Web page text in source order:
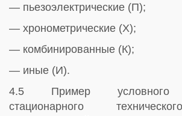
— пьезоэлектрические (П);
— хронометрические (X);
— комбинированные (К);
— иные (И).
4.5 Пример условного
стационарного